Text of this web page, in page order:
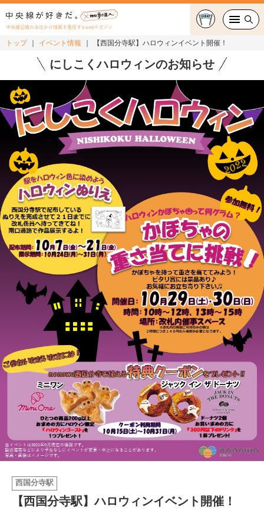
中央線沿線のお出かけ情報を発信するwebマガジン
グルメ・カフェ
スイーツ・テイクアウト
おでかけ
ショッピング
中央線カルチャー
特集
連載
中央線フェス
イベント情報
おしらせ
駅から探す
トップ イベント情報 【西国分寺駅】ハロウィンイベント開催！
にしこくハロウィンのお知らせ
西国分寺駅
【西国分寺駅】ハロウィンイベント開催！